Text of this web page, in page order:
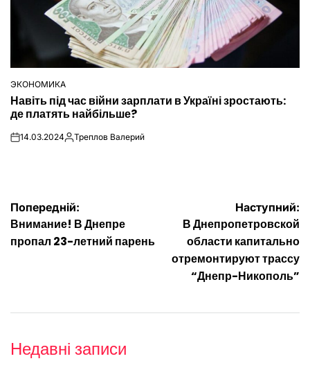
ОПУБЛІКУВАТИ
У
ЭКОНОМИКА
Навіть під час війни зарплати в Україні зростають:
де платять найбільше?
on14.03.2024Опубліковано
Треплов Валерий
Навігація
записів
Попередній:
Внимание! В Днепре
пропал 23-летний парень
Наступний:
В Днепропетровской
области капитально
отремонтируют трассу
“Днепр-Никополь”
Недавні записи